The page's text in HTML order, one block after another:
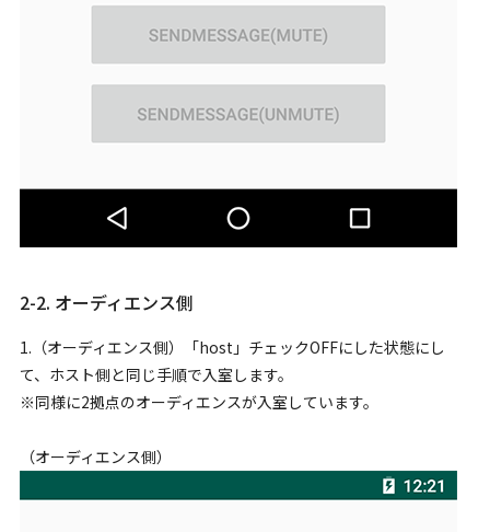
2-2. オーディエンス側
1.（オーディエンス側）「host」チェックOFFにした状態にし
て、ホスト側と同じ手順で入室します。
※同様に2拠点のオーディエンスが入室しています。
（オーディエンス側）